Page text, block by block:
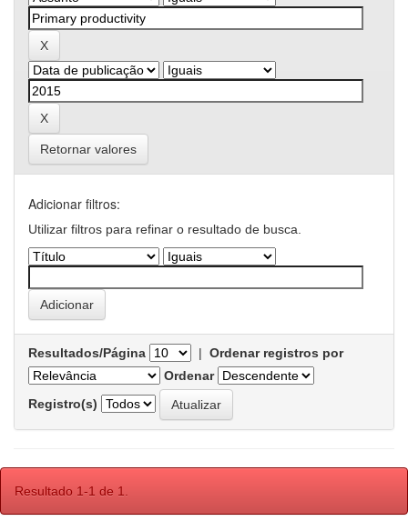
Retornar valores
Adicionar filtros:
Utilizar filtros para refinar o resultado de busca.
Resultados/Página | Ordenar registros por
Ordenar
Registro(s)
Resultado 1-1 de 1.